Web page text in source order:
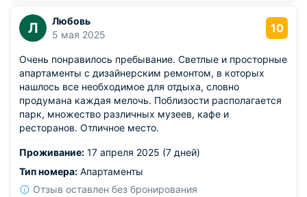
Л
Любовь
5 мая 2025
10
Очень понравилось пребывание. Светлые и просторные
апартаменты с дизайнерским ремонтом, в которых
нашлось все необходимое для отдыха, словно
продумана каждая мелочь. Поблизости располагается
парк, множество различных музеев, кафе и
ресторанов. Отличное место.
Проживание: 17 апреля 2025 (7 дней)
Тип номера: Апартаменты
Отзыв оставлен без бронирования